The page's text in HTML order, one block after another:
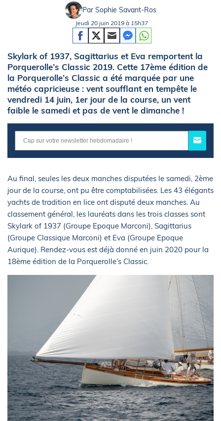
Par Sophie Savant-Ros
Jeudi 20 juin 2019 à 15h37
Skylark of 1937, Sagittarius et Eva remportent la
Porquerolle’s Classic 2019. Cette 17ème édition de
la Porquerolle’s Classic a été marquée par une
météo capricieuse : vent soufflant en tempête le
vendredi 14 juin, 1er jour de la course, un vent
faible le samedi et pas de vent le dimanche !
Au final, seules les deux manches disputées le samedi, 2ème
jour de la course, ont pu être comptabilisées. Les 43 élégants
yachts de tradition en lice ont disputé deux manches. Au
classement général, les lauréats dans les trois classes sont
Skylark of 1937 (Groupe Epoque Marconi), Sagittarius
(Groupe Classique Marconi) et Eva (Groupe Epoque
Aurique). Rendez-vous est déjà donné en juin 2020 pour la
18ème édition de la Porquerolle’s Classic.